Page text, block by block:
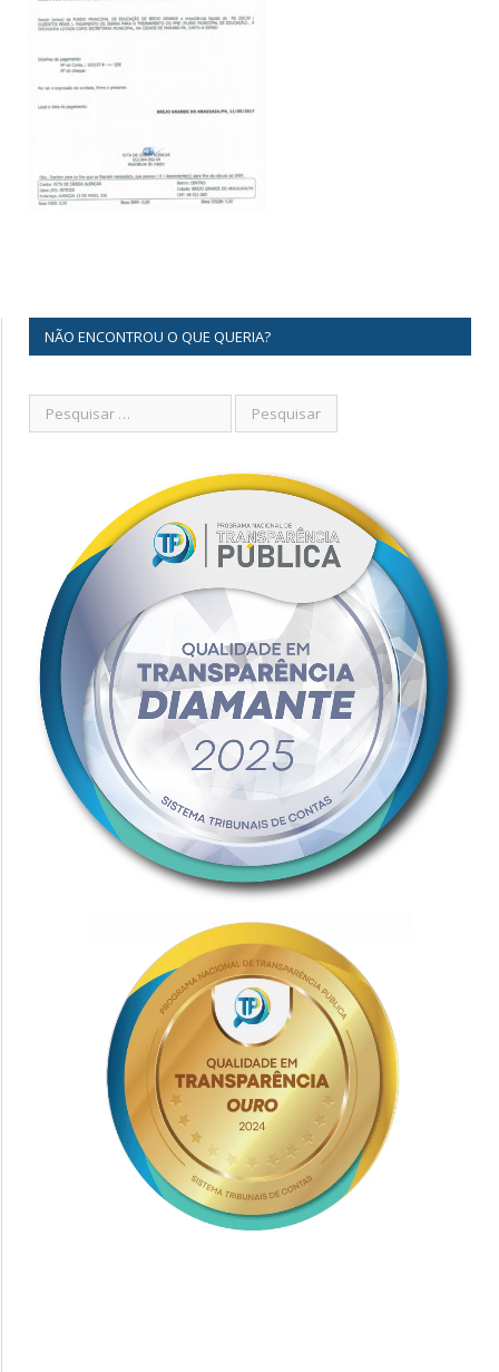
NÃO ENCONTROU O QUE QUERIA?